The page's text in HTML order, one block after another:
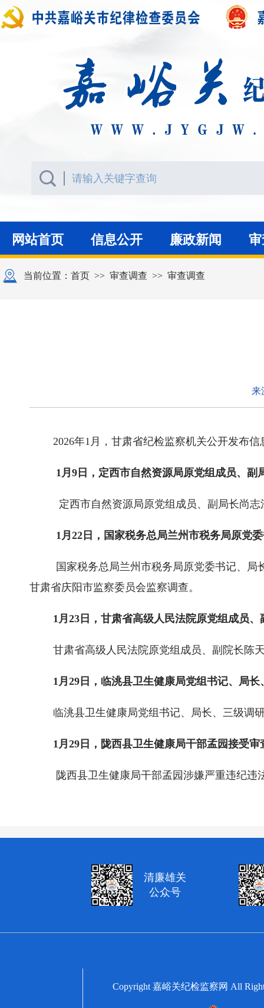
网站首页 信息公开 廉政新闻
当前位置： 首页 >> 审查调查 >> 审查调查
来
2026年1月，甘肃省纪检监察机关公开发布
1月9日，定西市自然资源局原党组成员、副
定西市自然资源局原党组成员、副局长尚
1月22日，国家税务总局兰州市税务局原党
国家税务总局兰州市税务局原党委书记、
甘肃省庆阳市监察委员会监察调查。
1月23日，甘肃省高级人民法院原党组成员
甘肃省高级人民法院原党组成员、副院长
1月29日，临洮县卫生健康局党组书记、局
临洮县卫生健康局党组书记、局长、三级调
1月29日，陇西县卫生健康局干部孟园接受
陇西县卫生健康局干部孟园涉嫌严重违纪
清廉雄关
公众号
Copyright 嘉峪关纪检监察网 All